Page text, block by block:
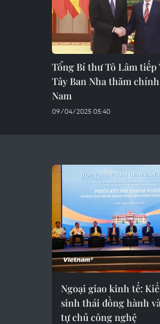
Tổng Bí thư Tô Lâm
Tây Ban Nha thăm
Nam
09/04/2025 05:40
Ngoại giao kinh tế:
sinh thái đồng hành
tự chủ công nghệ